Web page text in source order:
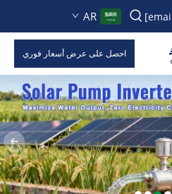
AR
احصل على عرض أسعار فوري